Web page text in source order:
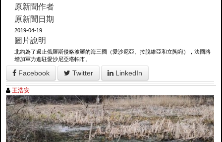
原新聞作者
原新聞日期
2019-04-19
圖片說明
北約為了遏止俄羅斯侵略波羅的海三國（愛沙尼亞、拉脫維亞和立陶宛），法國將
增加軍力進駐愛沙尼亞塔帕市。
Facebook Twitter LinkedIn
王浩安